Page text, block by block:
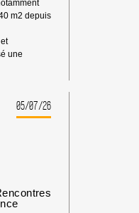
m2 depuis
une
05/07/26